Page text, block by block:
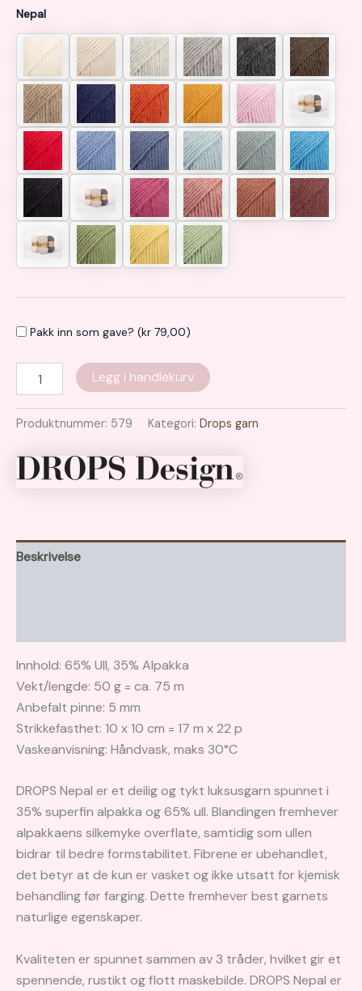
Nepal
Pakk inn som gave? (kr 79,00)
antall
Legg i handlekurv
Produktnummer: 579 Kategori: Drops garn
Beskrivelse
Innhold: 65% Ull, 35% Alpakka
Vekt/lengde: 50 g = ca. 75 m
Anbefalt pinne: 5 mm
Strikkefasthet: 10 x 10 cm = 17 m x 22 p
Vaskeanvisning: Håndvask, maks 30°C
DROPS Nepal er et deilig og tykt luksusgarn spunnet i
35% superfin alpakka og 65% ull. Blandingen fremhever
alpakkaens silkemyke overflate, samtidig som ullen
bidrar til bedre formstabilitet. Fibrene er ubehandlet,
det betyr at de kun er vasket og ikke utsatt for kjemisk
behandling før farging. Dette fremhever best garnets
naturlige egenskaper.
Kvaliteten er spunnet sammen av 3 tråder, hvilket gir et
spennende, rustikt og flott maskebilde. DROPS Nepal er